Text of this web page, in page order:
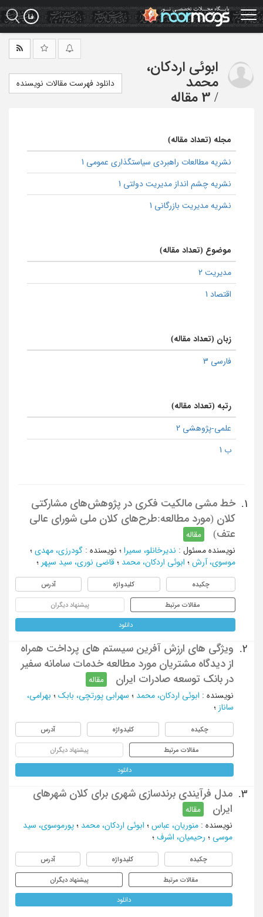
Skip
to
main
ابوئی اردکان،
محمد
/ 3 مقاله
دانلود فهرست مقالات نویسنده
مجله (تعداد مقاله)
نشریه مطالعات راهبردی سیاستگذاری عمومی 1
نشریه چشم انداز مدیریت دولتی 1
نشریه مدیریت بازرگانی 1
موضوع (تعداد مقاله)
مدیریت 2
اقتصاد 1
زبان (تعداد مقاله)
فارسی 3
رتبه (تعداد مقاله)
علمی-پژوهشی 2
ب 1
1.
خط‌ مشی مالکیت فکری در پژوهش‌های مشارکتی
کلان (مورد مطالعه:طرح‌های کلان ملی شورای عالی
عتف)
مقاله
نویسنده مسئول : ندیرخانلو، سمیرا ؛ نویسنده : گودرزی، مهدی ؛
موسوی، آرش ؛ ابوئی اردکان، محمد ؛ قاضی نوری، سید سپهر ؛
چکیده کلیدواژه آدرس
مقالات مرتبط پیشنهاد دیگران
دانلود
2.
ویژگی های ارزش آفرین سیستم های پرداخت همراه
از دیدگاه مشتریان مورد مطالعه خدمات سامانه سفیر
در بانک توسعه صادرات ایران
مقاله
نویسنده : ابوئی اردکان، محمد ؛ سهرابی پورتچی، بابک ؛ بهرامی،
ساناز ؛
چکیده کلیدواژه آدرس
مقالات مرتبط پیشنهاد دیگران
دانلود
3.
مدل فرآیندی برندسازی شهری برای کلان شهرهای
ایران
مقاله
نویسنده : منوریان، عباس ؛ ابوئی اردکان، محمد ؛ پورموسوی، سید
موسی ؛ رحیمیان، اشرف ؛
چکیده کلیدواژه آدرس
مقالات مرتبط پیشنهاد دیگران
دانلود